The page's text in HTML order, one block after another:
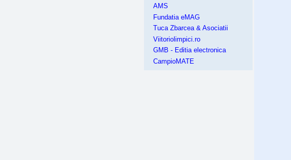
AMS
Fundatia eMAG
Tuca Zbarcea & Asociatii
Viitoriolimpici.ro
GMB - Editia electronica
CampioMATE